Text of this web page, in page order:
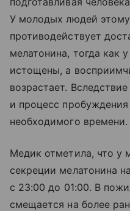
У молодых людей
противодействует
мелатонина, тогда как
истощены, а
возрастает.
и процесс
необходимого времени.
Медик отметила, что у
секреции мелатонина
с 23:00 до 01:00. В
смещается на более